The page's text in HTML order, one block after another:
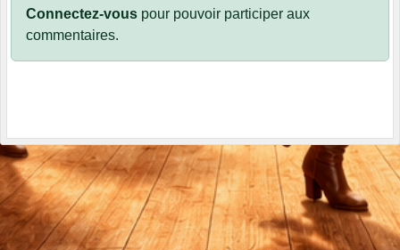
Connectez-vous pour pouvoir participer aux
commentaires.